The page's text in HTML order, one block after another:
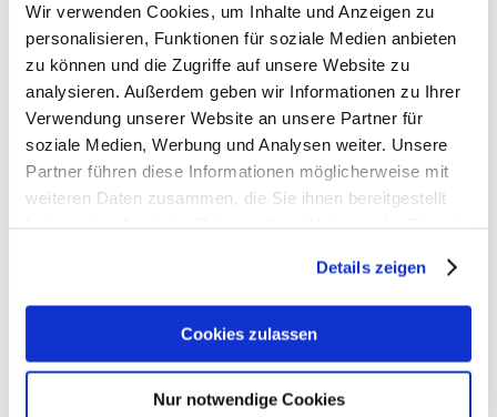
Wir verwenden Cookies, um Inhalte und Anzeigen zu
personalisieren, Funktionen für soziale Medien anbieten
zu können und die Zugriffe auf unsere Website zu
analysieren. Außerdem geben wir Informationen zu Ihrer
Verwendung unserer Website an unsere Partner für
soziale Medien, Werbung und Analysen weiter. Unsere
Partner führen diese Informationen möglicherweise mit
weiteren Daten zusammen, die Sie ihnen bereitgestellt
Details zeigen
Cookies zulassen
Nur notwendige Cookies